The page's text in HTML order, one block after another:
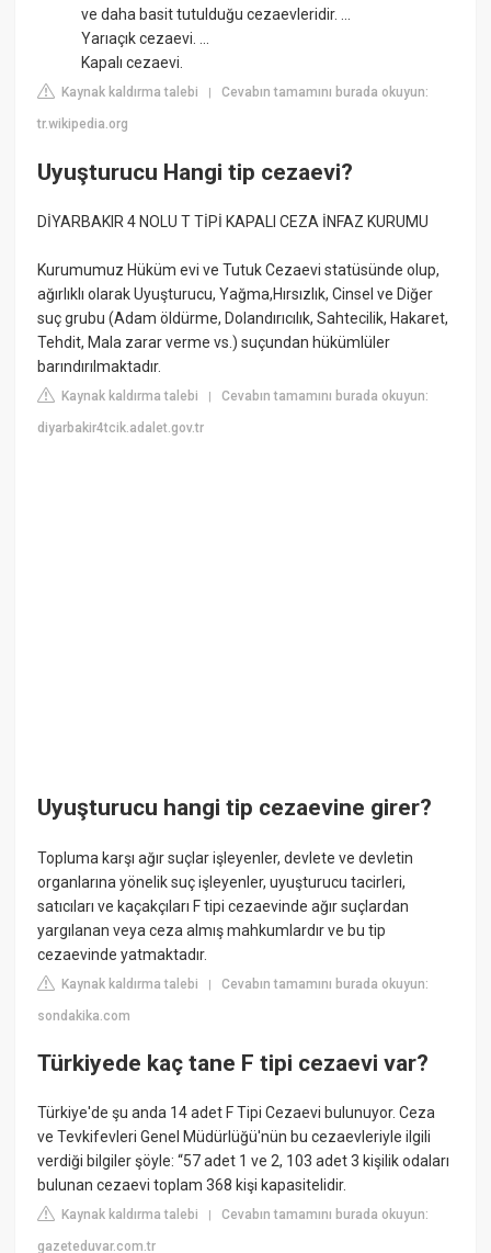
ve daha basit tutulduğu cezaevleridir. ...
Yarıaçık cezaevi. ...
Kapalı cezaevi.
Kaynak kaldırma talebi |Cevabın tamamını burada okuyun:
tr.wikipedia.org
Uyuşturucu Hangi tip cezaevi?
DİYARBAKIR 4 NOLU T TİPİ KAPALI CEZA İNFAZ KURUMU
Kurumumuz Hüküm evi ve Tutuk Cezaevi statüsünde olup,
ağırlıklı olarak Uyuşturucu, Yağma,Hırsızlık, Cinsel ve Diğer
suç grubu (Adam öldürme, Dolandırıcılık, Sahtecilik, Hakaret,
Tehdit, Mala zarar verme vs.) suçundan hükümlüler
barındırılmaktadır.
Kaynak kaldırma talebi |Cevabın tamamını burada okuyun:
diyarbakir4tcik.adalet.gov.tr
Uyuşturucu hangi tip cezaevine girer?
Topluma karşı ağır suçlar işleyenler, devlete ve devletin
organlarına yönelik suç işleyenler, uyuşturucu tacirleri,
satıcıları ve kaçakçıları F tipi cezaevinde ağır suçlardan
yargılanan veya ceza almış mahkumlardır ve bu tip
cezaevinde yatmaktadır.
Kaynak kaldırma talebi |Cevabın tamamını burada okuyun:
sondakika.com
Türkiyede kaç tane F tipi cezaevi var?
Türkiye'de şu anda 14 adet F Tipi Cezaevi bulunuyor. Ceza
ve Tevkifevleri Genel Müdürlüğü'nün bu cezaevleriyle ilgili
verdiği bilgiler şöyle: “57 adet 1 ve 2, 103 adet 3 kişilik odaları
bulunan cezaevi toplam 368 kişi kapasitelidir.
Kaynak kaldırma talebi |Cevabın tamamını burada okuyun:
gazeteduvar.com.tr